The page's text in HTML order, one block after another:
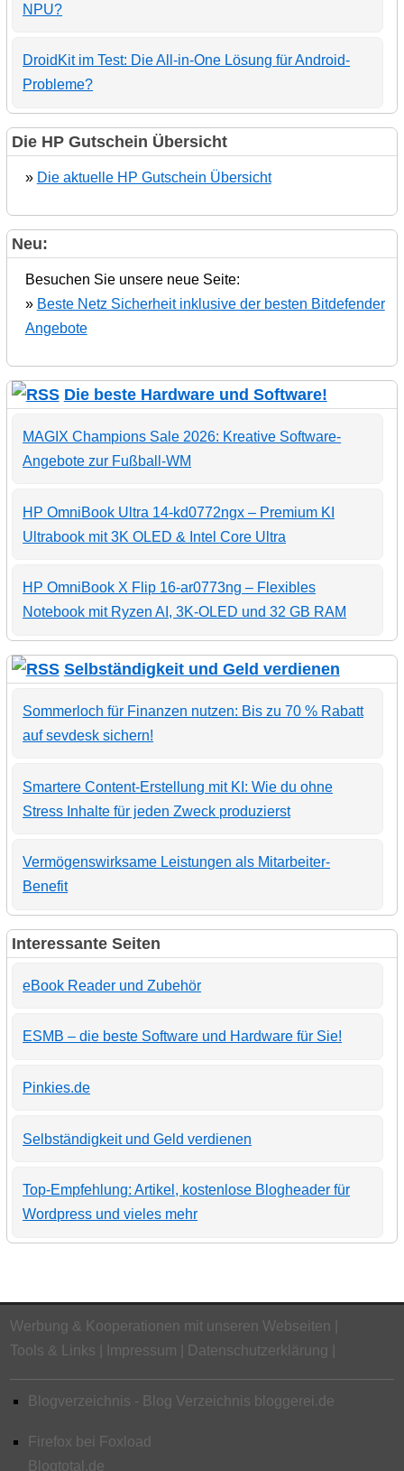
NPU?
DroidKit im Test: Die All-in-One Lösung für Android-
Probleme?
Die HP Gutschein Übersicht
» Die aktuelle HP Gutschein Übersicht
Neu:
Besuchen Sie unsere neue Seite:
» Beste Netz Sicherheit inklusive der besten Bitdefender
Angebote
Die beste Hardware und Software!
MAGIX Champions Sale 2026: Kreative Software-
Angebote zur Fußball-WM
HP OmniBook Ultra 14-kd0772ngx – Premium KI
Ultrabook mit 3K OLED & Intel Core Ultra
HP OmniBook X Flip 16-ar0773ng – Flexibles
Notebook mit Ryzen AI, 3K-OLED und 32 GB RAM
Selbständigkeit und Geld verdienen
Sommerloch für Finanzen nutzen: Bis zu 70 % Rabatt
auf sevdesk sichern!
Smartere Content-Erstellung mit KI: Wie du ohne
Stress Inhalte für jeden Zweck produzierst
Vermögenswirksame Leistungen als Mitarbeiter-
Benefit
Interessante Seiten
eBook Reader und Zubehör
ESMB – die beste Software und Hardware für Sie!
Pinkies.de
Selbständigkeit und Geld verdienen
Top-Empfehlung: Artikel, kostenlose Blogheader für
Wordpress und vieles mehr
Werbung & Kooperationen mit unseren Webseiten
Tools & Links
Impressum Datenschutzerklärung
Blogverzeichnis - Blog Verzeichnis bloggerei.de
Firefox bei Foxload
Blogtotal.de